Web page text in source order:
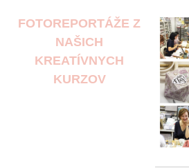
FOTOREPORTÁŽE Z
NAŠICH
KREATÍVNYCH
KURZOV